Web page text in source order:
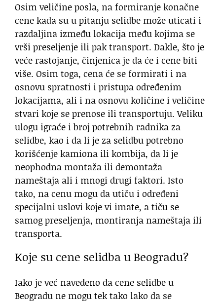
Osim veličine posla, na formiranje konačne
cene kada su u pitanju selidbe može uticati i
razdaljina između lokacija među kojima se
vrši preseljenje ili pak transport. Dakle, što je
veće rastojanje, činjenica je da će i cene biti
više. Osim toga, cena će se formirati i na
osnovu spratnosti i pristupa određenim
lokacijama, ali i na osnovu količine i veličine
stvari koje se prenose ili transportuju. Veliku
ulogu igraće i broj potrebnih radnika za
selidbe, kao i da li je za selidbu potrebno
korišćenje kamiona ili kombija, da li je
neophodna montaža ili demontaža
nameštaja ali i mnogi drugi faktori. Isto
tako, na cenu mogu da utiču i određeni
specijalni uslovi koje vi imate, a tiču se
samog preseljenja, montiranja nameštaja ili
transporta.
Koje su cene selidba u Beogradu?
Iako je već navedeno da cene selidbe u
Beogradu ne mogu tek tako lako da se